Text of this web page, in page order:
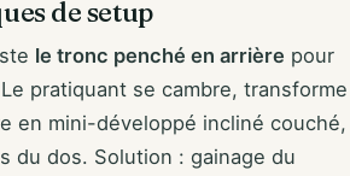
de setup
le tronc penché en arrière pour
pratiquant se cambre, transforme
en mini-développé incliné couché,
du dos. Solution : gainage du